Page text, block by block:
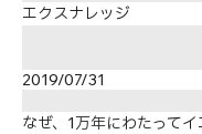
エクスナレッジ
2019/07/31
なぜ、1万年にわたって